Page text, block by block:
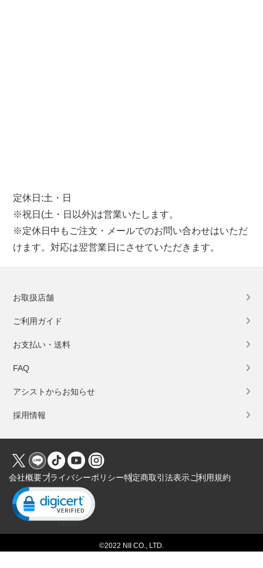
定休日:土・日
※祝日(土・日以外)は営業いたします。
※定休日中もご注文・メールでのお問い合わせはいただ
けます。対応は翌営業日にさせていただきます。
お取扱店舗
ご利用ガイド
お支払い・送料
FAQ
アシストからお知らせ
採用情報
会社概要プライバシーポリシー特定商取引法表示ご利用規約
Click to open certificate verification popup
©2022 NII CO., LTD.